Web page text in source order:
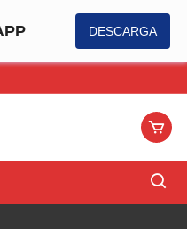
DESCARGA